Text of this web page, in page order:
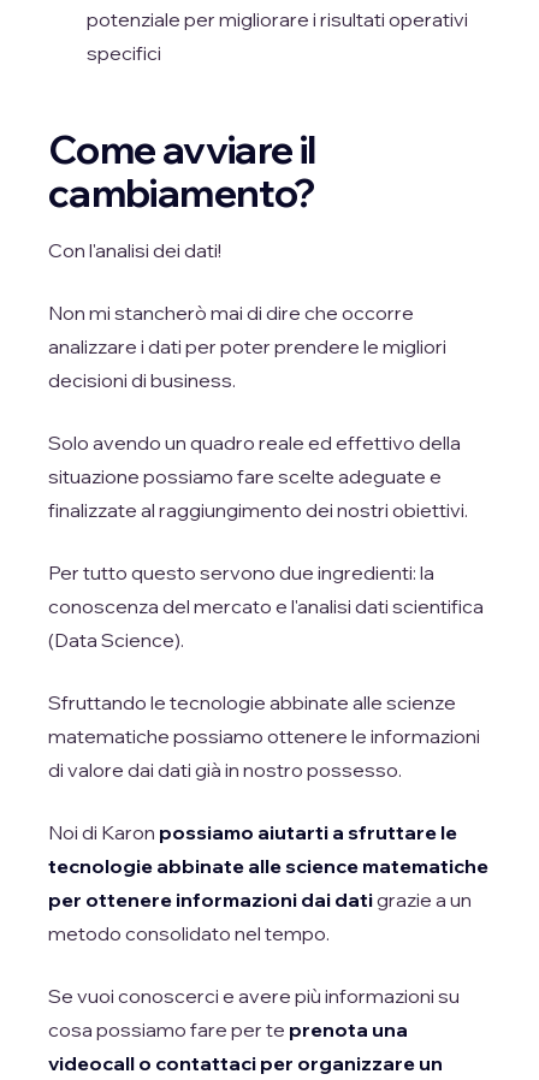
potenziale per migliorare i risultati operativi
specifici
Come avviare il
cambiamento?
Con l'analisi dei dati!
Non mi stancherò mai di dire che occorre
analizzare i dati per poter prendere le migliori
decisioni di business.
Solo avendo un quadro reale ed effettivo della
situazione possiamo fare scelte adeguate e
finalizzate al raggiungimento dei nostri obiettivi.
Per tutto questo servono due ingredienti: la
conoscenza del mercato e l'analisi dati scientifica
(Data Science).
Sfruttando le tecnologie abbinate alle scienze
matematiche possiamo ottenere le informazioni
di valore dai dati già in nostro possesso.
Noi di Karon possiamo aiutarti a sfruttare le
tecnologie abbinate alle science matematiche
per ottenere informazioni dai datigrazie a un
metodo consolidato nel tempo.
Se vuoi conoscerci e avere più informazioni su
cosa possiamo fare per te prenota una
videocall o contattaci per organizzare un